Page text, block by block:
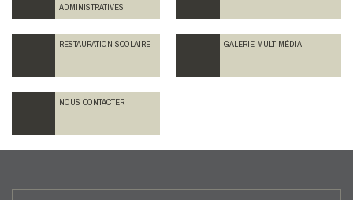
ADMINISTRATIVES
RESTAURATION SCOLAIRE GALERIE MULTIMÉDIA
NOUS CONTACTER